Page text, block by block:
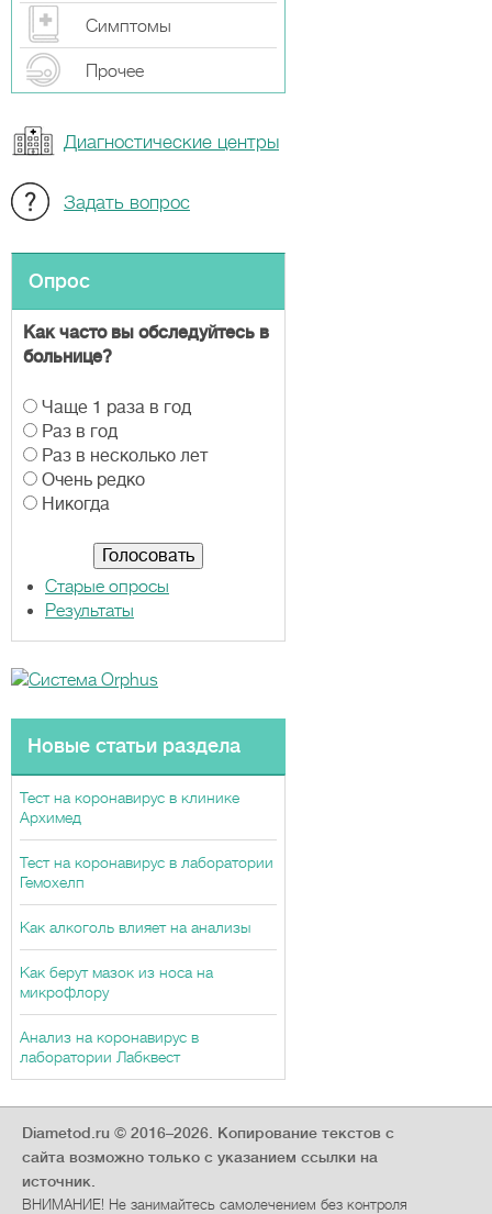
Симптомы
Прочeе
Диагностические центры
Задать вопрос
Опрос
Как часто вы обследуйтесь в
больнице?
В
а
р
и
а
Чаще 1 раза в год
Раз в год
Раз в несколько лет
Очень редко
Никогда
Старые опросы
Результаты
Новые статьи раздела
Тест на коронавирус в клинике
Архимед
Тест на коронавирус в лаборатории
Гемохелп
Как алкоголь влияет на анализы
Как берут мазок из носа на
микрофлору
Анализ на коронавирус в
лаборатории Лабквест
Diametod.ru © 2016–2026. Копирование текстов с
сайта возможно только с указанием ссылки на
источник.
ВНИМАНИЕ! Не занимайтесь самолечением без контроля